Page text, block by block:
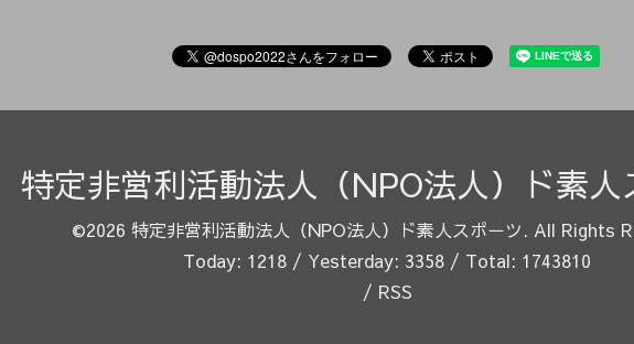
特定非営利活動法人（NPO法人）ド素人
©2026 特定非営利活動法人（NPO法人）ド素人スポーツ. All Rights
Today: 1218 / Yesterday: 3358 / Total: 1743810
/ RSS